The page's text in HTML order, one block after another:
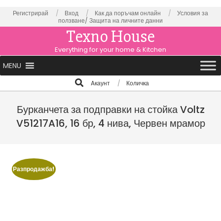
to
Регистрирай Вход Как да поръчам онлайн
Условия за
ползване/ Защита на личните данни
Texno House
Everything for your home & Kitchen
Primary
Navigation
MENU
Search
Aкаунт Количка
Бурканчета за подправки на стойка Voltz
V51217A16, 16 бр, 4 нива, Червен мрамор
Разпродажба!